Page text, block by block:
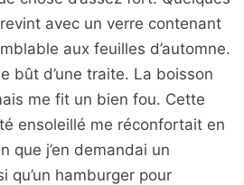
avec un verre contenant
aux feuilles d’automne.
bût d’une traite. La boisson
me fit un bien fou. Cette
ensoleillé me réconfortait en
que j’en demandai un
qu’un hamburger pour